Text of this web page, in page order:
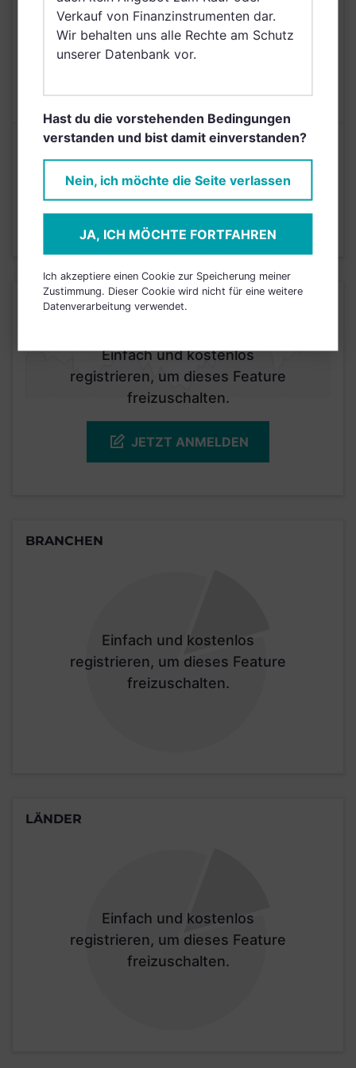
Darussalam, Saudi
Arabien
AUSGABEAUFSCHLAG 5,00%
KOSTEN
Risikoeinstufung laut Anbieter (KID)
1 2 3 4 5 6 7
Stand 30.11.2025
KURSENTWICKLUNG
Einfach und kostenlos
registrieren, um dieses Feature
freizuschalten.
JETZT ANMELDEN
BRANCHEN
Einfach und kostenlos
registrieren, um dieses Feature
freizuschalten.
LÄNDER
Einfach und kostenlos
registrieren, um dieses Feature
freizuschalten.
Verkauf von Finanzinstrumenten dar.
Wir behalten uns alle Rechte am Schutz
unserer Datenbank vor.
Hast du die vorstehenden Bedingungen
verstanden und bist damit einverstanden?
Nein, ich möchte die Seite verlassen
JA, ICH MÖCHTE FORTFAHREN
Ich akzeptiere einen Cookie zur Speicherung meiner
Zustimmung. Dieser Cookie wird nicht für eine weitere
Datenverarbeitung verwendet.